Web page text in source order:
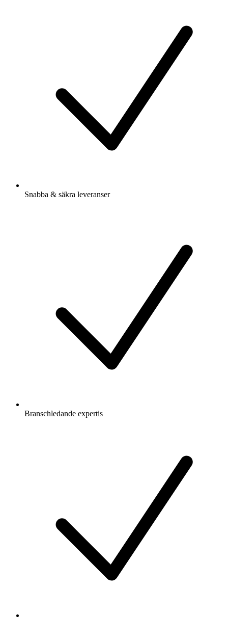
Snabba & säkra leveranser
Branschledande expertis